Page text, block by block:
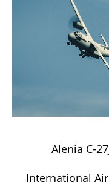
Alenia C-
International